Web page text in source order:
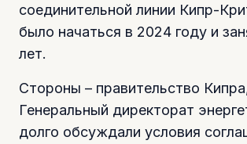
соединительной линии Кипр-
было начаться в 2024 году и
лет.
Стороны – правительство
Генеральный директорат
долго обсуждали условия